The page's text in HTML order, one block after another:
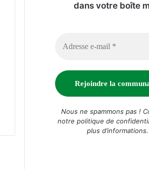
dans votre boîte
Nous ne spammons pas !
notre politique de
plus d’informations.